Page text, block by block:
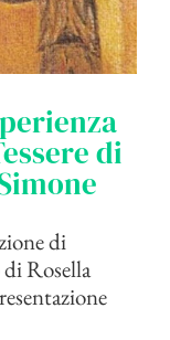
di
di
Rosella